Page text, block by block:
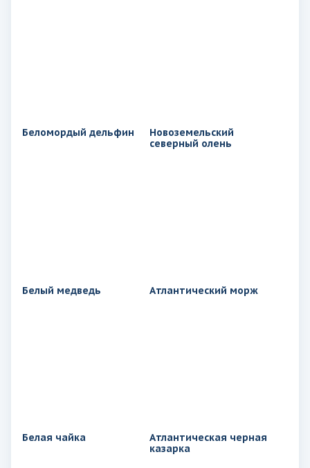
Беломордый дельфин
Новоземельский
северный олень
Белый медведь Атлантический морж
Белая чайка
Атлантическая черная
казарка